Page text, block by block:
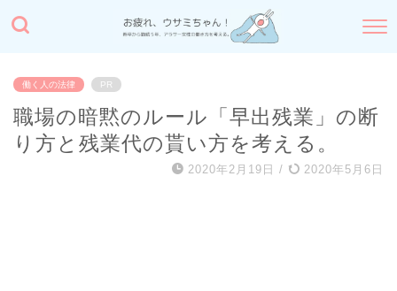
働く人の法律 PR
職場の暗黙のルール「早出残業」の断
り方と残業代の貰い方を考える。
2020年2月19日 / 2020年5月6日